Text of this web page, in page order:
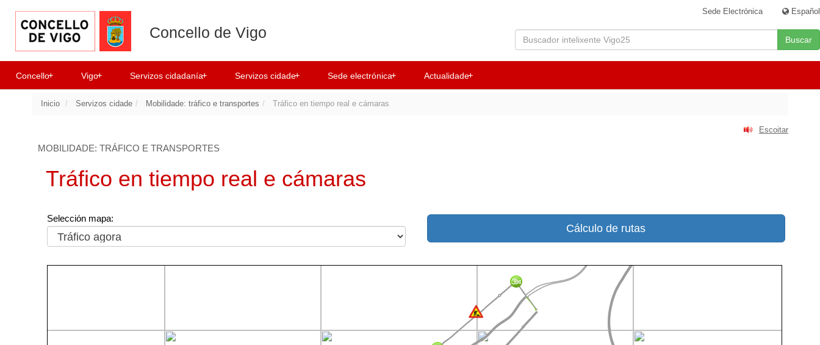
Sede Electrónica Español
Buscar
Concello de Vigo
+
Concello +
Vigo +
Servizos cidadanía +
Servizos cidade +
Sede electrónica +
Actualidade
Inicio Servizos cidade Mobilidade: tráfico e transportes Tráfico en tiempo real e cámaras
Escoitar
MOBILIDADE: TRÁFICO E TRANSPORTES
Tráfico en tiempo real e cámaras
Selección mapa: